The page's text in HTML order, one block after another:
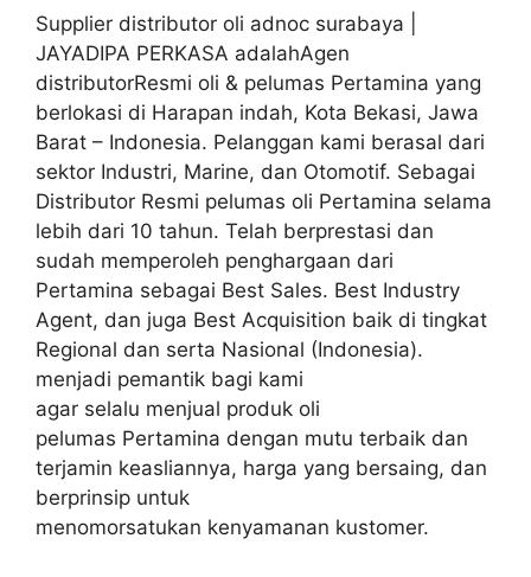
Supplier distributor oli adnoc surabaya |
JAYADIPA PERKASA adalahAgen
distributorResmi oli & pelumas Pertamina yang
berlokasi di Harapan indah, Kota Bekasi, Jawa
Barat – Indonesia. Pelanggan kami berasal dari
sektor Industri, Marine, dan Otomotif. Sebagai
Distributor Resmi pelumas oli Pertamina selama
lebih dari 10 tahun. Telah berprestasi dan
sudah memperoleh penghargaan dari
Pertamina sebagai Best Sales. Best Industry
Agent, dan juga Best Acquisition baik di tingkat
Regional dan serta Nasional (Indonesia).
menjadi pemantik bagi kami
agar selalu menjual produk oli
pelumas Pertamina dengan mutu terbaik dan
terjamin keasliannya, harga yang bersaing, dan
berprinsip untuk
menomorsatukan kenyamanan kustomer.